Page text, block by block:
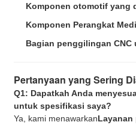
Komponen otomotif yang
Komponen Perangkat
Bagian penggilingan
Pertanyaan yang Sering
Q1: Dapatkah Anda
untuk spesifikasi saya?
Ya, kami menawarkanLayanan